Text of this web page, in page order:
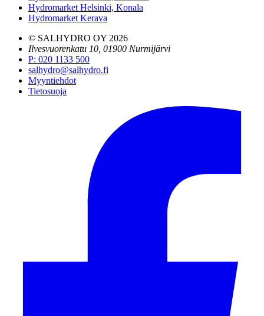
Hydromarket Helsinki, Konala
Hydromarket Kerava
© SALHYDRO OY 2026
Ilvesvuorenkatu 10, 01900 Nurmijärvi
P: 020 1133 500
salhydro@salhydro.fi
Myyntiehdot
Tietosuoja